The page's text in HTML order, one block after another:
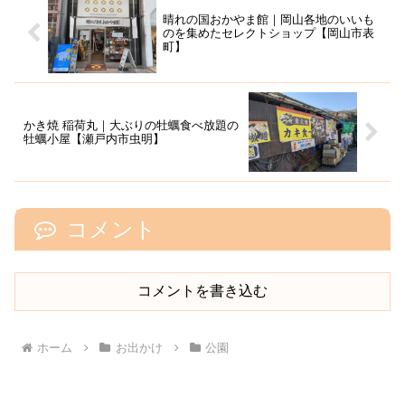
晴れの国おかやま館｜岡山各地のいいも
のを集めたセレクトショップ【岡山市表
町】
かき焼 稲荷丸｜大ぶりの牡蠣食べ放題の
牡蠣小屋【瀬戸内市虫明】
コメント
コメントを書き込む
ホーム お出かけ 公園